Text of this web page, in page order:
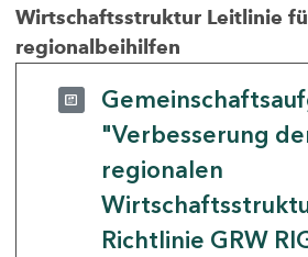
Wirtschaftsstruktur Leitlinie
regionalbeihilfen
"Verbesserung
regionalen
Richtlinie GRW